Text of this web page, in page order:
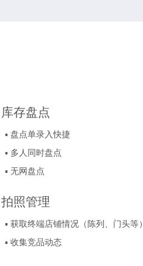
库存盘点
▪ 盘点单录入快捷
▪ 多人同时盘点
▪ 无网盘点
拍照管理
▪ 获取终端店铺情况（陈列、门头等）
▪ 收集竞品动态